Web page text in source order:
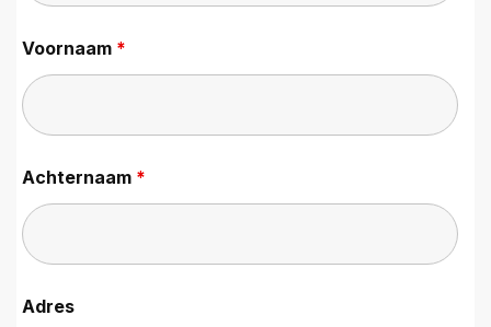
Voornaam *
Achternaam *
Adres